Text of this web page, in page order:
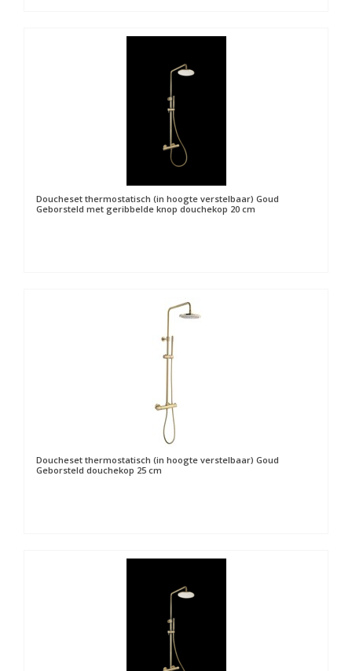
Doucheset thermostatisch (in hoogte verstelbaar) Goud
Geborsteld met geribbelde knop douchekop 20 cm
Doucheset thermostatisch (in hoogte verstelbaar) Goud
Geborsteld douchekop 25 cm